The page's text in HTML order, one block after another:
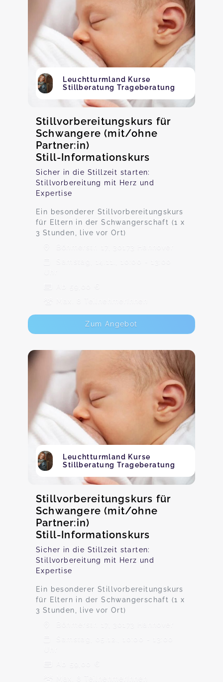
Leuchtturmland Kurse
Stillberatung Trageberatung
Stillvorbereitungskurs für
Schwangere (mit/ohne
Partner:in)
Still-Informationskurs
Sicher in die Stillzeit starten:
Stillvorbereitung mit Herz und
Expertise
Ein besonderer Stillvorbereitungskurs
für Eltern in der Schwangerschaft (1 x
3 Stunden, live vor Ort)
Böhmerstr. 17, 30173 Hannover
Samstag, 14.11., 10:00 - 13:00
Ab 59,00 €
Max. 8 TeilnehmerInnen
Zum Angebot
Leuchtturmland Kurse
Stillberatung Trageberatung
Stillvorbereitungskurs für
Schwangere (mit/ohne
Partner:in)
Still-Informationskurs
Sicher in die Stillzeit starten:
Stillvorbereitung mit Herz und
Expertise
Ein besonderer Stillvorbereitungskurs
für Eltern in der Schwangerschaft (1 x
3 Stunden, live vor Ort)
Böhmerstr. 17, 30173 Hannover
Samstag, 05.12., 10:00 - 13:00
Ab 59,00 €
Max. 8 TeilnehmerInnen